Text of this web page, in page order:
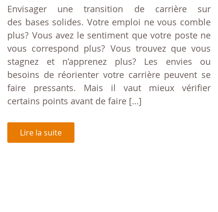
Envisager une transition de carrière sur
des bases solides. Votre emploi ne vous comble
plus? Vous avez le sentiment que votre poste ne
vous correspond plus? Vous trouvez que vous
stagnez et n’apprenez plus? Les envies ou
besoins de réorienter votre carrière peuvent se
faire pressants. Mais il vaut mieux vérifier
certains points avant de faire […]
Lire la suite